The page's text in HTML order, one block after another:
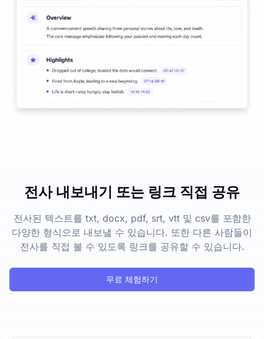
전사 내보내기 또는 링크 직접 공유
전사된 텍스트를 txt, docx, pdf, srt, vtt 및 csv를 포함한
다양한 형식으로 내보낼 수 있습니다. 또한 다른 사람들이
전사를 직접 볼 수 있도록 링크를 공유할 수 있습니다.
무료 체험하기